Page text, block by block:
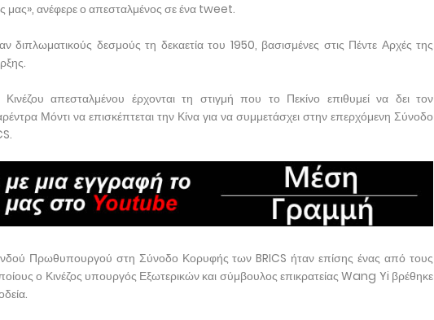
μας», ανέφερε ο απεσταλμένος σε ένα tweet.
διπλωματικούς δεσμούς τη δεκαετία του 1950, βασισμένες στις Πέντε Αρχές της
απεσταλμένου έρχονται τη στιγμή που το Πεκίνο επιθυμεί να δει τον
Μόντι να επισκέπτεται την Κίνα για να συμμετάσχει στην επερχόμενη Σύνοδο
Πρωθυπουργού στη Σύνοδο Κορυφής των BRICS ήταν επίσης ένας από τους
ο Κινέζος υπουργός Εξωτερικών και σύμβουλος επικρατείας Wang Yi βρέθηκε